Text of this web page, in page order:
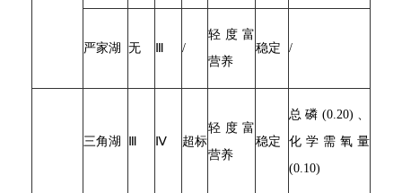
严家湖 无 /
轻度富
营养
稳定 /
三角湖 Ⅳ 超标
轻度富
营养
稳定
总磷(0.20)、
化学需氧量
(0.10)